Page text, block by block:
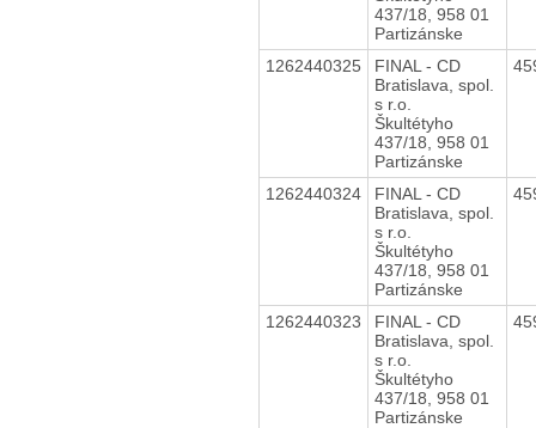
437/18, 958 01
Partizánske
1262440325
FINAL - CD
Bratislava, spol.
s r.o.
Škultétyho
437/18, 958 01
Partizánske
1262440324
FINAL - CD
Bratislava, spol.
s r.o.
Škultétyho
437/18, 958 01
Partizánske
1262440323
FINAL - CD
Bratislava, spol.
s r.o.
Škultétyho
437/18, 958 01
Partizánske